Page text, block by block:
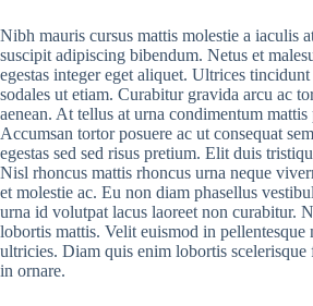
Nibh mauris cursus mattis molestie a iaculis
suscipit adipiscing bibendum. Netus et
egestas integer eget aliquet. Ultrices
sodales ut etiam. Curabitur gravida arcu ac
aenean. At tellus at urna condimentum mattis
Accumsan tortor posuere ac ut consequat
egestas sed sed risus pretium. Elit duis
Nisl rhoncus mattis rhoncus urna neque
et molestie ac. Eu non diam phasellus
urna id volutpat lacus laoreet non curabitur.
lobortis mattis. Velit euismod in pellentesque
ultricies. Diam quis enim lobortis
in ornare.